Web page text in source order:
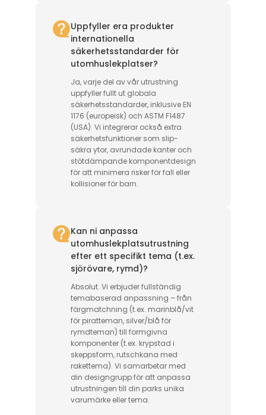
Uppfyller era produkter
internationella
säkerhetsstandarder för
utomhuslekplatser?
Ja, varje del av vår utrustning
uppfyller fullt ut globala
säkerhetsstandarder, inklusive EN
1176 (europeisk) och ASTM F1487
(USA). Vi integrerar också extra
säkerhetsfunktioner som slip-
säkra ytor, avrundade kanter och
stötdämpande komponentdesign
för att minimera risker för fall eller
kollisioner för barn.
Kan ni anpassa
utomhuslekplatsutrustning
efter ett specifikt tema (t.ex.
sjörövare, rymd)?
Absolut. Vi erbjuder fullständig
temabaserad anpassning – från
färgmatchning (t.ex. marinblå/vit
för piratteman, silver/blå för
rymdteman) till formgivna
komponenter (t.ex. krypstad i
skeppsform, rutschkana med
rakettema). Vi samarbetar med
din designgrupp för att anpassa
utrustningen till din parks unika
varumärke eller tema.